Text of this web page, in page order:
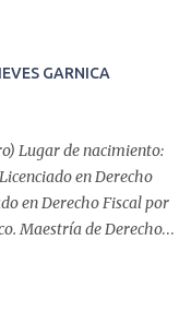
que suma
hizo una serie de
bíblicos, como el
Nueva York, y
a los humanos a
GARNICA
Lugar de nacimiento:
en Derecho
en Derecho Fiscal por
Maestría de Derecho